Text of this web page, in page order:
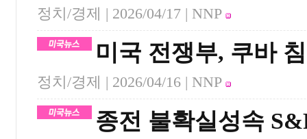
정치/경제 | 2026/04/17 | NNP
미국 전쟁부, 쿠바
정치/경제 | 2026/04/16 | NNP
종전 불확실성속